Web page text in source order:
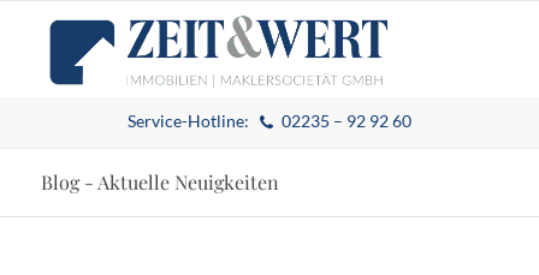
Service-Hotline: 02235 – 92 92 60
Blog - Aktuelle Neuigkeiten